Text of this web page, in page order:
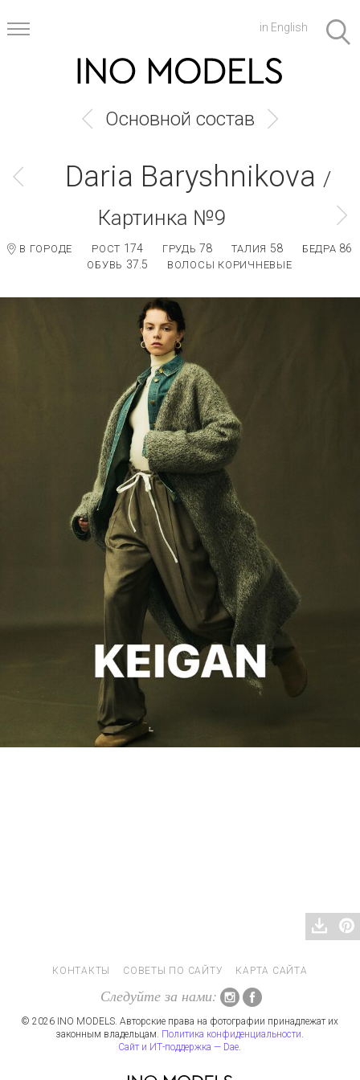
in English
Основной состав
Daria Baryshnikova /
Картинка №9
В ГОРОДЕ РОСТ 174 ГРУДЬ 78 ТАЛИЯ 58 БЕДРА 86
ОБУВЬ 37.5 ВОЛОСЫ КОРИЧНЕВЫЕ
КОНТАКТЫ СОВЕТЫ ПО САЙТУ КАРТА САЙТА
Следуйте за нами:
© 2026 INO MODELS. Авторские права на фотографии принадлежат их
законным владельцам. Политика конфиденциальности.
Сайт и ИТ-поддержка — Dae.